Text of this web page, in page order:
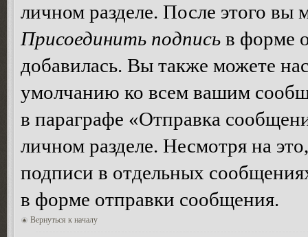
личном разделе. После этого
Присоединить подпись в форме
добавилась. Вы также можете
умолчанию ко всем вашим
в параграфе «Отправка
личном разделе. Несмотря на
подписи в отдельных
в форме отправки сообщения.
Вернуться к началу